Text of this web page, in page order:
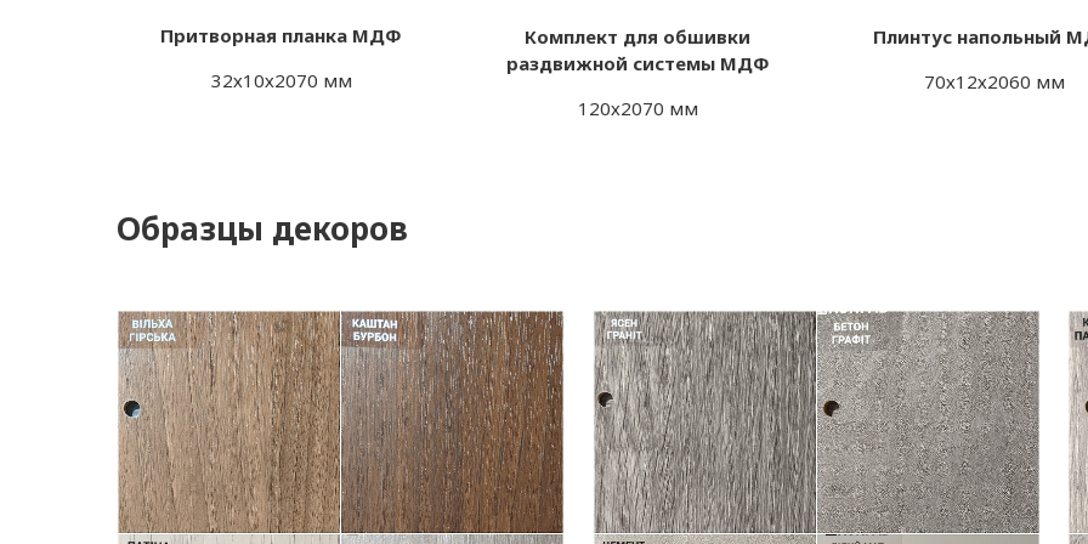
Притворная планка МДФ
32х10х2070 мм
Комплект для обшивки
раздвижной системы МДФ
120х2070 мм
Плинтус напольный
70х12х2060 мм
Образцы декоров